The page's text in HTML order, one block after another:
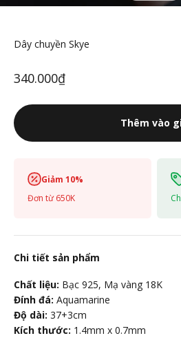
Dây chuyền Skye
Giá Sale
340.000₫
Thêm vào
Giảm 10%
Đơn từ 650K
Chi tiết sản phẩm
Chất liệu: Bạc 925, Mạ vàng 18K
Đính đá: Aquamarine
Độ dài: 37+3cm
Kích thước: 1.4mm x 0.7mm